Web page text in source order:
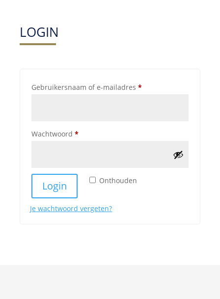
LOGIN
Gebruikersnaam of e-mailadres*Vereist
Wachtwoord*Vereist
Onthouden
Login
Je wachtwoord vergeten?